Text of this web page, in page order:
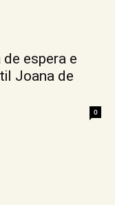
espera e
Joana de
0